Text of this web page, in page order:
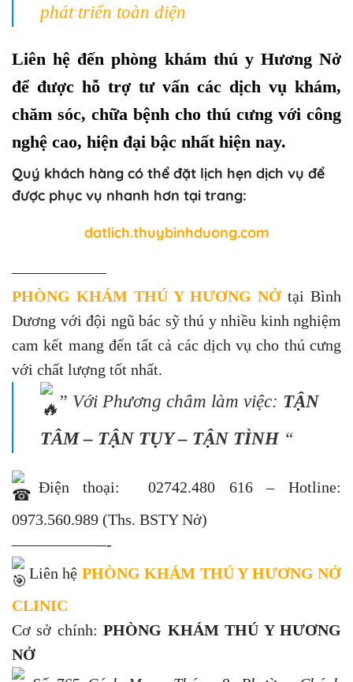
phát triển toàn diện
Liên hệ đến phòng khám thú y Hương Nở
để được hỗ trợ tư vấn các dịch vụ khám,
chăm sóc, chữa bệnh cho thú cưng với công
nghệ cao, hiện đại bậc nhất hiện nay.
Quý khách hàng có thể đặt lịch hẹn dịch vụ để
được phục vụ nhanh hơn tại trang:
datlich.thuybinhduong.com
——————
PHÒNG KHÁM THÚ Y HƯƠNG NỞ tại Bình
Dương với đội ngũ bác sỹ thú y nhiều kinh nghiệm
cam kết mang đến tất cả các dịch vụ cho thú cưng
với chất lượng tốt nhất.
” Với Phương châm làm việc: TẬN
TÂM – TẬN TỤY – TẬN TÌNH“
Điện thoại: 02742.480 616 – Hotline:
0973.560.989 (Ths. BSTY Nở)
——————-
Liên hệ PHÒNG KHÁM THÚ Y HƯƠNG NỞ
CLINIC
Cơ sở chính:PHÒNG KHÁM THÚ Y HƯƠNG
NỞ